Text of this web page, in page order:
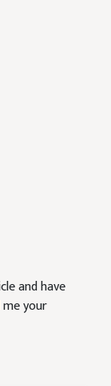
and have
me your